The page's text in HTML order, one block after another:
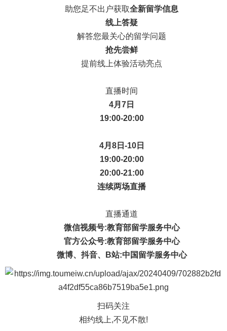
助您足不出户获取全新留学信息
线上答疑
解答您最关心的留学问题
抢先尝鲜
提前线上体验活动亮点
直播时间
4月7日
19:00-20:00
4月8日-10日
19:00-20:00
20:00-21:00
连续两场直播
直播通道
微信视频号:教育部留学服务中心
官方公众号:教育部留学服务中心
微博、抖音、B站:中国留学服务中心
扫码关注
相约线上,不见不散!